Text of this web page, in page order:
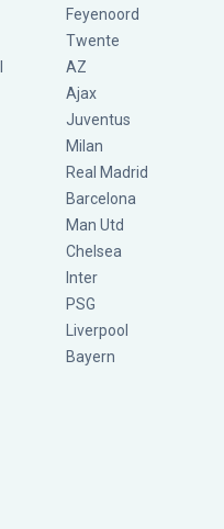
Feyenoord
Twente
AZ
Ajax
Juventus
Milan
Real Madrid
Barcelona
Man Utd
Chelsea
Inter
PSG
Liverpool
Bayern